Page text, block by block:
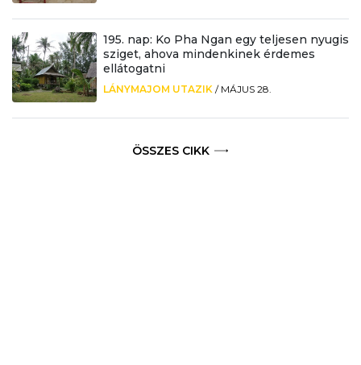
195. nap: Ko Pha Ngan egy teljesen nyugis
sziget, ahova mindenkinek érdemes
ellátogatni
LÁNYMAJOM UTAZIK / MÁJUS 28.
ÖSSZES CIKK